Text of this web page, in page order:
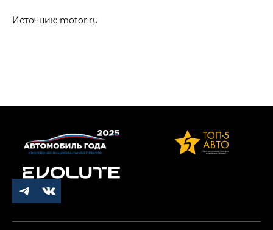
Источник: motor.ru